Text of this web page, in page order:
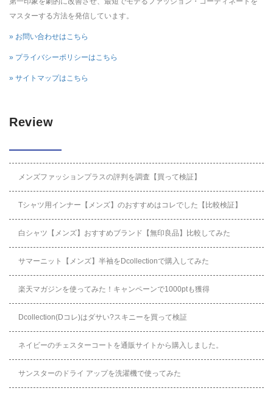
マスターする方法を発信しています。
» お問い合わせはこちら
» プライバシーポリシーはこちら
» サイトマップはこちら
Review
メンズファッションプラスの評判を調査【買って検証】
Tシャツ用インナー【メンズ】のおすすめはコレでした【比較検証】
白シャツ【メンズ】おすすめブランド【無印良品】比較してみた
サマーニット【メンズ】半袖をDcollectionで購入してみた
楽天マガジンを使ってみた！キャンペーンで1000ptも獲得
Dcollection(Dコレ)はダサい?スキニーを買って検証
ネイビーのチェスターコートを通販サイトから購入しました。
サンスターのドライ アップを洗濯機で使ってみた